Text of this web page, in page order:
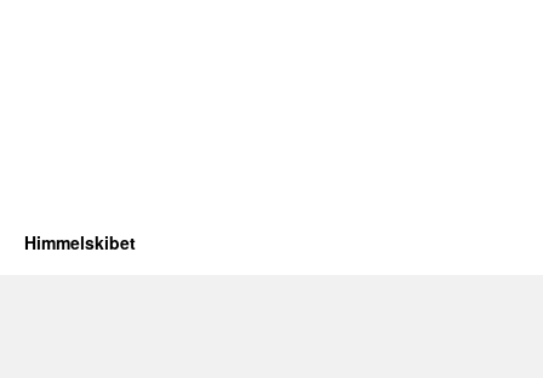
Himmelskibet